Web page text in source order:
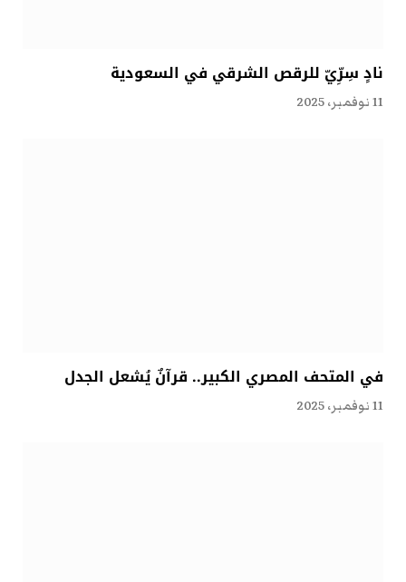
نادٍ سِرِّيّ للرقص الشرقي في السعودية
11 نوفمبر، 2025
في المتحف المصري الكبير.. قرآنٌ يُشعل الجدل
11 نوفمبر، 2025